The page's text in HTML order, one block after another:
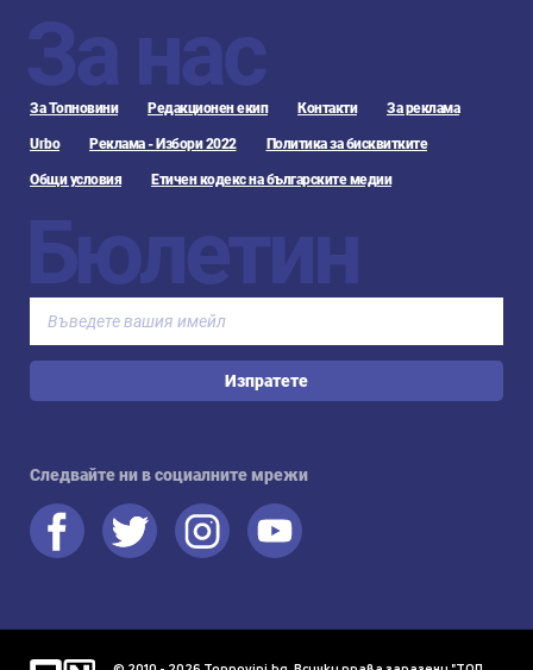
За нас
За Топновини Редакционен екип Контакти За реклама
Urbo Реклама - Избори 2022 Политика за бисквитките
Общи условия Етичен кодекс на българските медии
Бюлетин
Изпратете
Следвайте ни в социалните мрежи